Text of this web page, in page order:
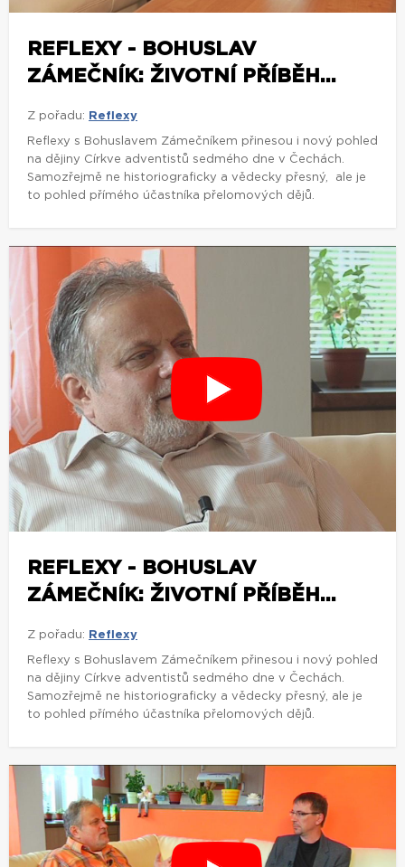
REFLEXY - BOHUSLAV
ZÁMEČNÍK: ŽIVOTNÍ PŘÍBĚH...
Z pořadu: Reflexy
Reflexy s Bohuslavem Zámečníkem přinesou i nový pohled
na dějiny Církve adventistů sedmého dne v Čechách.
Samozřejmě ne historiograficky a vědecky přesný, ale je
to pohled přímého účastníka přelomových dějů.
REFLEXY - BOHUSLAV
ZÁMEČNÍK: ŽIVOTNÍ PŘÍBĚH...
Z pořadu: Reflexy
Reflexy s Bohuslavem Zámečníkem přinesou i nový pohled
na dějiny Církve adventistů sedmého dne v Čechách.
Samozřejmě ne historiograficky a vědecky přesný, ale je
to pohled přímého účastníka přelomových dějů.